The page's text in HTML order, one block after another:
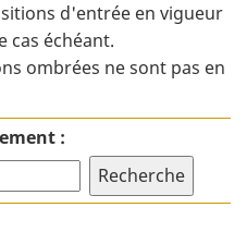
sur
les
activités
d'entrée en vigueur
cas échéant.
ombrées ne sont pas en
: